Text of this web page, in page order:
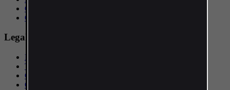
Cart
Contact Support
Legal
Personal data protection
Terms and Conditions
Cookies
Complaints Procedure